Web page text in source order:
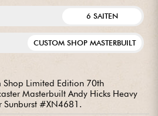
6 SAITEN
CUSTOM SHOP MASTERBUILT
Shop Limited Edition 70th
Masterbuilt Andy Hicks Heavy
Sunburst #XN4681.